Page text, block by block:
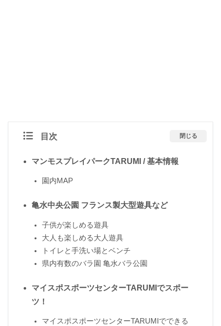
目次 閉じる
マンモスプレイパークTARUMI / 基本情報
園内MAP
亀水中央公園 フランス製大型遊具など
子供が楽しめる遊具
大人も楽しめる大人遊具
トイレと手洗い場とベンチ
県内有数のバラ園 亀水バラ公園
マイスポスポーツセンターTARUMIでスポー
ツ！
マイスポスポーツセンターTARUMIでできる